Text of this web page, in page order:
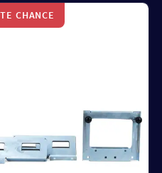
CHANCE